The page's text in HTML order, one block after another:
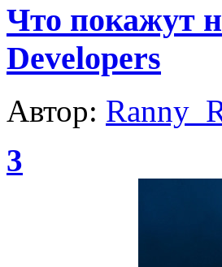
Что покажут
Developers
Автор:
3